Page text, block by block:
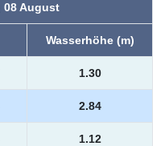
08 August
Wasserhöhe (m)
1.30
2.84
1.12